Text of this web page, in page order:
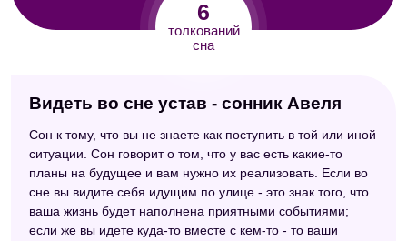
6
толкований
сна
Сонник толкователь снов
Большой сонник (Наталья Степанова)
Видеть во сне устав - сонник Авеля
Сон к тому, что вы не знаете как поступить в той или иной
ситуации. Сон говорит о том, что у вас есть какие-то
планы на будущее и вам нужно их реализовать. Если во
сне вы видите себя идущим по улице - это знак того, что
ваша жизнь будет наполнена приятными событиями;
если же вы идете куда-то вместе с кем-то - то ваши